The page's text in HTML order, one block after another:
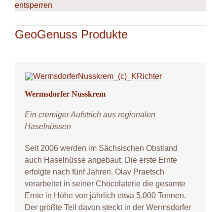
entsperren
GeoGenuss Produkte
Wermsdorfer Nusskrem
Ein cremiger Aufstrich aus regionalen
Haselnüssen
Seit 2006 werden im Sächsischen Obstland
auch Haselnüsse angebaut. Die erste Ernte
erfolgte nach fünf Jahren. Olav Praetsch
verarbeitet in seiner Chocolaterie die gesamte
Ernte in Höhe von jährlich etwa 5.000 Tonnen.
Der größte Teil davon steckt in der Wermsdorfer